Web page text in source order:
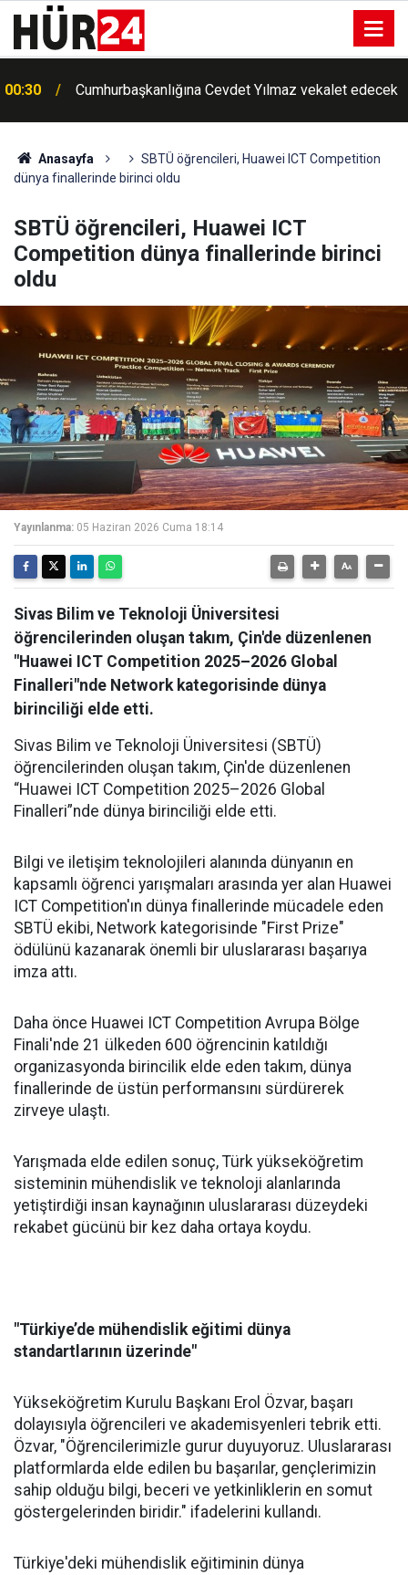
00:25 Meteorolojiden Toz Taşınımı Uyarısı
Anasayfa
SBTÜ öğrencileri, Huawei ICT Competition
dünya finallerinde birinci oldu
SBTÜ öğrencileri, Huawei ICT
Competition dünya finallerinde birinci
oldu
Yayınlanma: 05 Haziran 2026 Cuma 18:14
Sivas Bilim ve Teknoloji Üniversitesi
öğrencilerinden oluşan takım, Çin'de düzenlenen
"Huawei ICT Competition 2025–2026 Global
Finalleri"nde Network kategorisinde dünya
birinciliği elde etti.
Sivas Bilim ve Teknoloji Üniversitesi (SBTÜ)
öğrencilerinden oluşan takım, Çin'de düzenlenen
“Huawei ICT Competition 2025–2026 Global
Finalleri”nde dünya birinciliği elde etti.
Bilgi ve iletişim teknolojileri alanında dünyanın en
kapsamlı öğrenci yarışmaları arasında yer alan Huawei
ICT Competition'ın dünya finallerinde mücadele eden
SBTÜ ekibi, Network kategorisinde "First Prize"
ödülünü kazanarak önemli bir uluslararası başarıya
imza attı.
Daha önce Huawei ICT Competition Avrupa Bölge
Finali'nde 21 ülkeden 600 öğrencinin katıldığı
organizasyonda birincilik elde eden takım, dünya
finallerinde de üstün performansını sürdürerek
zirveye ulaştı.
Yarışmada elde edilen sonuç, Türk yükseköğretim
sisteminin mühendislik ve teknoloji alanlarında
yetiştirdiği insan kaynağının uluslararası düzeydeki
rekabet gücünü bir kez daha ortaya koydu.
"Türkiye’de mühendislik eğitimi dünya
standartlarının üzerinde"
Yükseköğretim Kurulu Başkanı Erol Özvar, başarı
dolayısıyla öğrencileri ve akademisyenleri tebrik etti.
Özvar, "Öğrencilerimizle gurur duyuyoruz. Uluslararası
platformlarda elde edilen bu başarılar, gençlerimizin
sahip olduğu bilgi, beceri ve yetkinliklerin en somut
göstergelerinden biridir." ifadelerini kullandı.
Türkiye'deki mühendislik eğitiminin dünya